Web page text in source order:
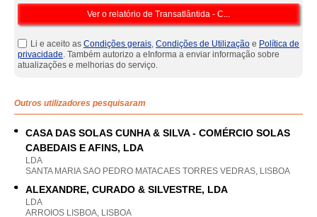
Li e aceito as Condições gerais, Condições de Utilização e Política de
privacidade. Também autorizo a eInforma a enviar informação sobre
atualizações e melhorias do serviço.
Outros utilizadores pesquisaram
CASA DAS SOLAS CUNHA & SILVA - COMÉRCIO SOLAS
CABEDAIS E AFINS, LDA
LDA
SANTA MARIA SAO PEDRO MATACAES TORRES VEDRAS, LISBOA
ALEXANDRE, CURADO & SILVESTRE, LDA
LDA
ARROIOS LISBOA, LISBOA